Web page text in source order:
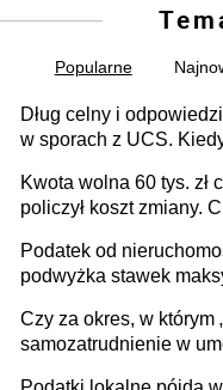
Popularne
Dług celny i
w sporach z UCS.
Kwota wolna 60 tys. zł
policzył koszt zmiany.
Podatek od
podwyżka stawek
budynków i lokali
prowadzeniem
Czy za okres, w którym
samozatrudnienie w